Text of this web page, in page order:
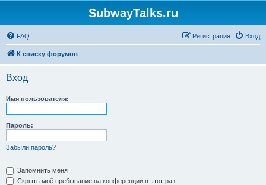
SubwayTalks.ru
FAQ Вход
Регистрация
К списку форумов
Вход
Имя пользователя:
Пароль:
Забыли пароль?
Запомнить меня
Скрыть моё пребывание на конференции в этот раз